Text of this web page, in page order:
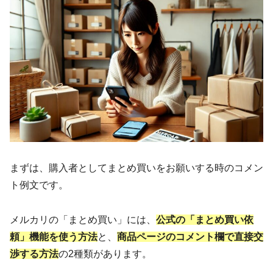
まずは、購入者としてまとめ買いをお願いする時のコメン
ト例文です。
メルカリの「まとめ買い」には、 公式の「まとめ買い依
頼」機能を使う方法と、 商品ページのコメント欄で直接交
渉する方法の2種類があります。